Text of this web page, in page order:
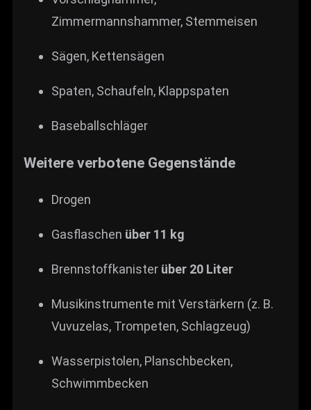
Zimmermannshammer, Stemmeisen
Sägen, Kettensägen
Spaten, Schaufeln, Klappspaten
Baseballschläger
Weitere verbotene Gegenstände
Drogen
Gasflaschen über 11 kg
Brennstoffkanister über 20 Liter
Musikinstrumente mit Verstärkern (z. B.
Vuvuzelas, Trompeten, Schlagzeug)
Wasserpistolen, Planschbecken,
Schwimmbecken